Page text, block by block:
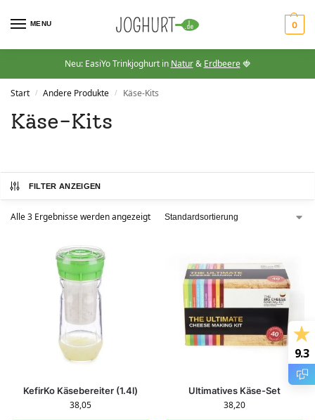
MENU 0
Neu: EasiYo Trinkjoghurt in Natur& Erdbeere🍓
Start / Andere Produkte / Käse-Kits
Käse-Kits
FILTER ANZEIGEN
Alle 3 Ergebnisse werden angezeigt
KefirKo Käsebereiter (1.4l)
38,05
Ultimatives Käse-Set
38,20
9.3